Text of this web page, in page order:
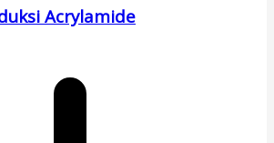
Acrylamide